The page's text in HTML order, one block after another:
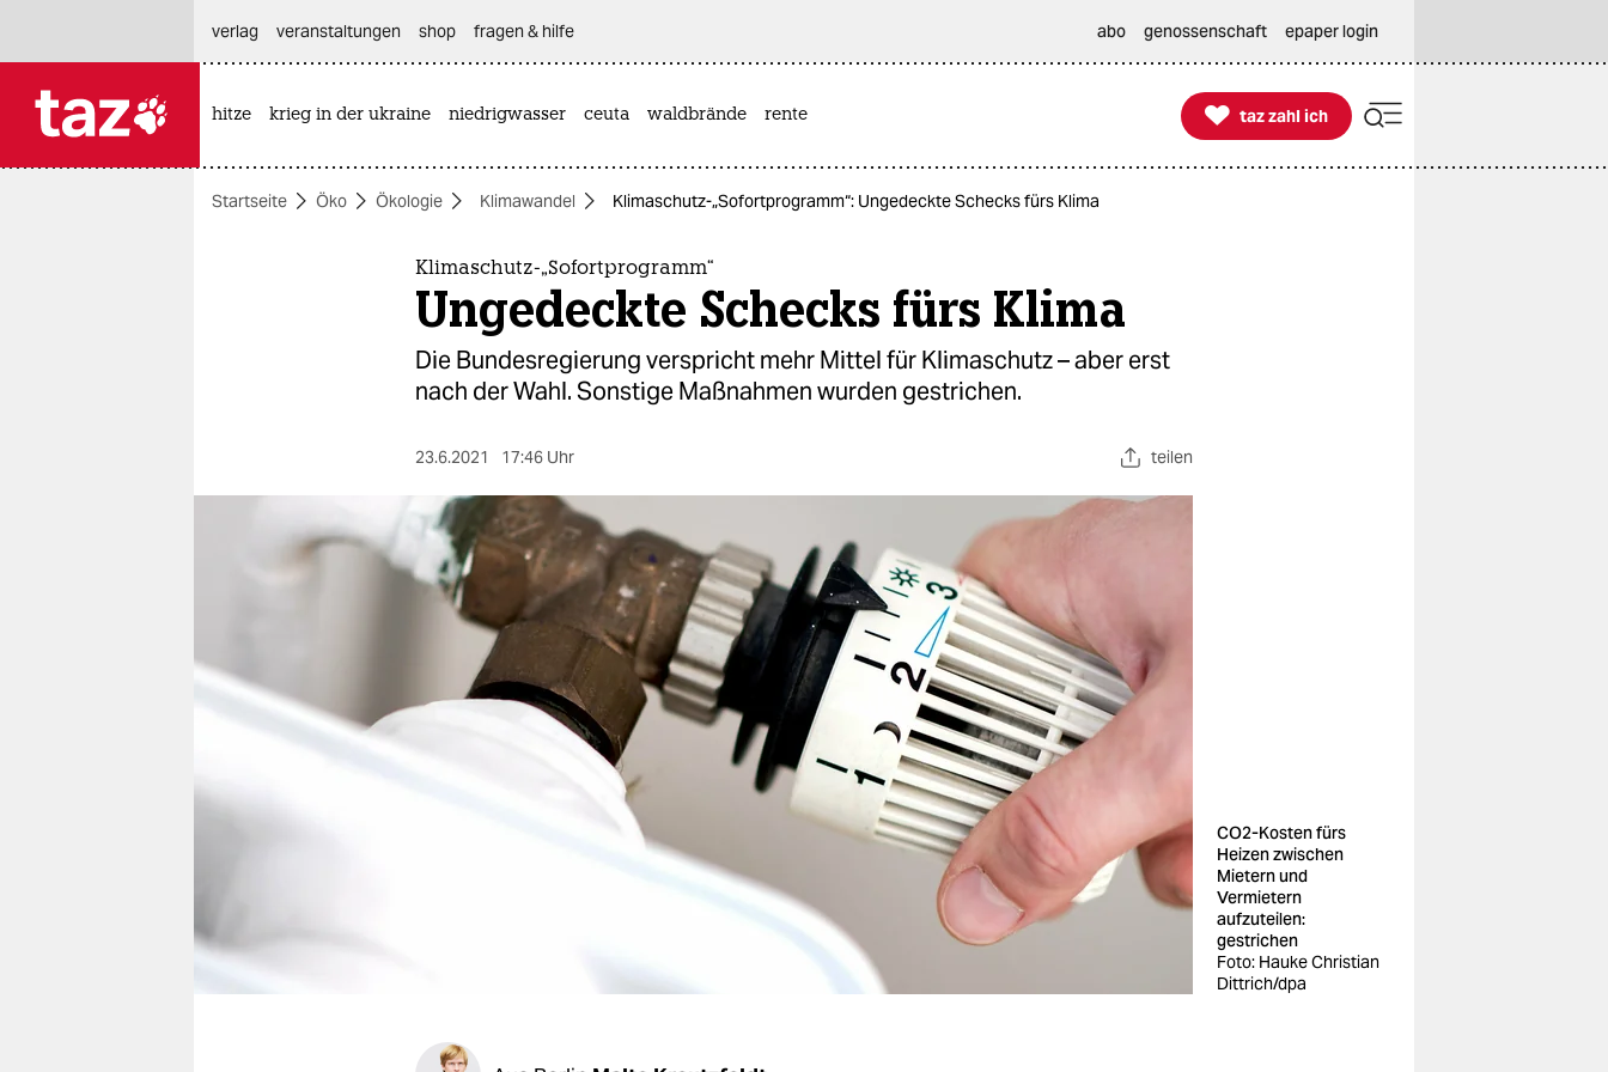
themen
verlag
veranstaltungen
unterstützen
verlag
veranstaltungen shop fragen & hilfe abo genossenschaft epaper login
hitze krieg in der ukraine niedrigwasser ceuta waldbrände rente 
taz zahl ich
taz zahl ich
Startseite Öko Ökologie Klimawandel Klimaschutz-„Sofortprogramm“: Ungedeckte Schecks fürs Klima
Klimaschutz-„Sofortprogramm“
Ungedeckte Schecks fürs Klima
Die Bundesregierung verspricht mehr Mittel für Klimaschutz – aber erst
nach der Wahl. Sonstige Maßnahmen wurden gestrichen.
23.6.2021 17:46 Uhr teilen
CO2-Kosten fürs
Heizen zwischen
Mietern und
Vermietern
aufzuteilen:
gestrichen
Foto: Hauke Christian
Dittrich/dpa